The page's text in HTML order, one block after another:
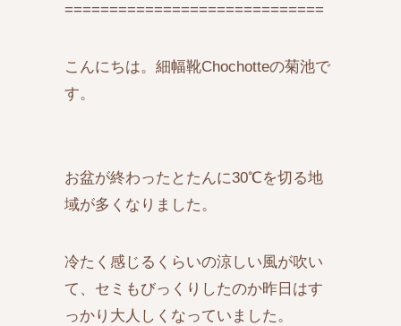
=============================
こんにちは。細幅靴Chochotteの菊池で
す。
お盆が終わったとたんに30℃を切る地
域が多くなりました。
冷たく感じるくらいの涼しい風が吹い
て、セミもびっくりしたのか昨日はす
っかり大人しくなっていました。